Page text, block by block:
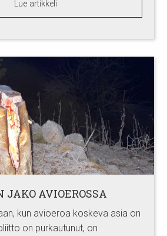
Lue artikkeli
JAKO AVIOEROSSA
kun avioeroa koskeva asia on
on purkautunut, on